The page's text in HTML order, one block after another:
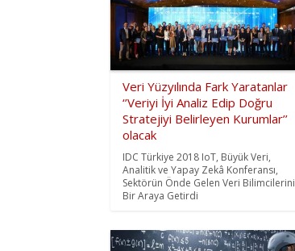
Veri Yüzyılında Fark Yaratanlar
‘’Veriyi İyi Analiz Edip Doğru
Stratejiyi Belirleyen Kurumlar’’
olacak
IDC Türkiye 2018 IoT, Büyük Veri,
Analitik ve Yapay Zekâ Konferansı,
Sektörün Önde Gelen Veri Bilimcilerini
Bir Araya Getirdi